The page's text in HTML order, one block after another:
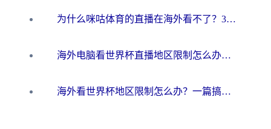
为什么咪咕体育的直播在海外看不了？3步解决海外看世界杯+抖音地区限制难题
海外电脑看世界杯直播地区限制怎么办？你需要一个聪明的加速器
海外看世界杯地区限制怎么办？一篇搞定咪咕视频播放+国内资源无缝访问指南